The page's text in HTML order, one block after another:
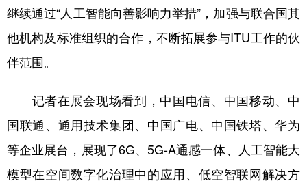
多语种频道
English
Русский язык 日本語 한국어
Deutsch Português
继续通过“人工智能向善影响力举措”，加强与联合国其
他机构及标准组织的合作，不断拓展参与ITU工作的伙
伴范围。
记者在展会现场看到，中国电信、中国移动、中
国联通、通用技术集团、中国广电、中国铁塔、华为
等企业展台，展现了6G、5G-A通感一体、人工智能大
模型在空间数字化治理中的应用、低空智联网解决方